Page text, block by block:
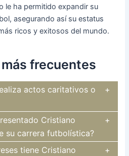
le ha permitido expandir su
asegurando así su estatus
ricos y exitosos del mundo.
frecuentes
actos caritativos o
Cristiano
su carrera futbolística?
tiene Cristiano